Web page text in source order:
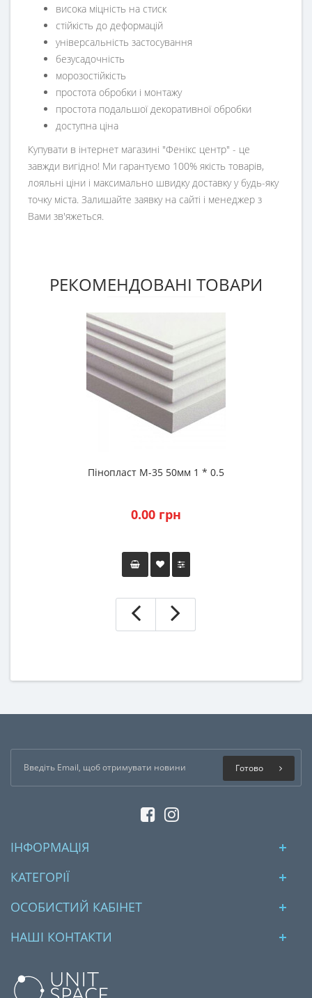
висока міцність на стиск
стійкість до деформацій
універсальність застосування
безусадочність
морозостійкість
простота обробки і монтажу
простота подальшої декоративної обробки
доступна ціна
Купувати в інтернет магазині "Фенікс центр" - це
завжди вигідно! Ми гарантуємо 100% якість товарів,
лояльні ціни і максимально швидку доставку у будь-яку
точку міста. Залишайте заявку на сайті і менеджер з
Вами зв'яжеться.
РЕКОМЕНДОВАНІ ТОВАРИ
Пінопласт М-35 50мм 1 * 0.5
0.00 грн
Готово
ІНФОРМАЦІЯ
КАТЕГОРІЇ
ОСОБИСТИЙ КАБІНЕТ
НАШІ КОНТАКТИ